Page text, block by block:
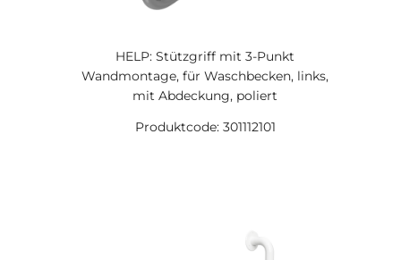
HELP: Stützgriff mit 3-Punkt
Wandmontage, für Waschbecken, links,
mit Abdeckung, poliert
Produktcode: 301112101